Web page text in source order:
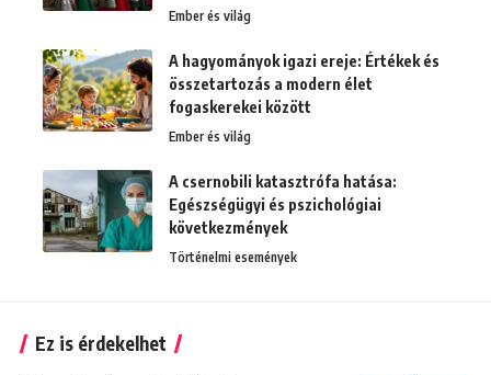
Ember és világ
A hagyományok igazi ereje: Értékek és
összetartozás a modern élet
fogaskerekei között
Ember és világ
A csernobili katasztrófa hatása:
Egészségügyi és pszichológiai
következmények
Történelmi események
Ez is érdekelhet